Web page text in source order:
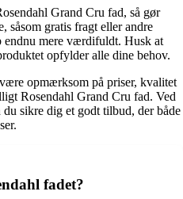
Grand Cru fad, så gør
såsom gratis fragt eller andre
endnu mere værdifuldt. Husk at
opfylder alle dine behov.
opmærksom på priser, kvalitet
Rosendahl Grand Cru fad. Ved
sikre dig et godt tilbud, der både
fadet?